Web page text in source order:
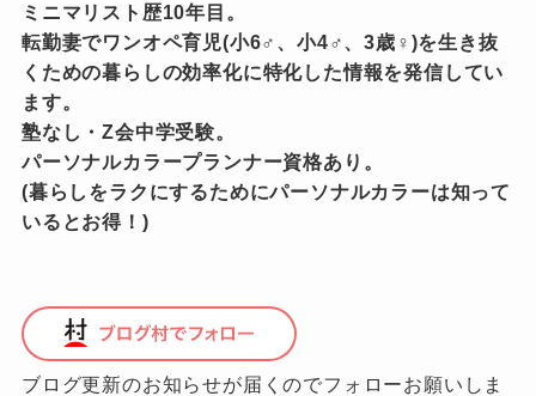
ミニマリスト歴10年目。
転勤妻でワンオペ育児(小6♂、小4♂、3歳♀)を生き抜
くための暮らしの効率化に特化した情報を発信してい
ます。
塾なし・Z会中学受験。
パーソナルカラープランナー資格あり。
(暮らしをラクにするためにパーソナルカラーは知って
いるとお得！)
ブログ更新のお知らせが届くのでフォローお願いしま